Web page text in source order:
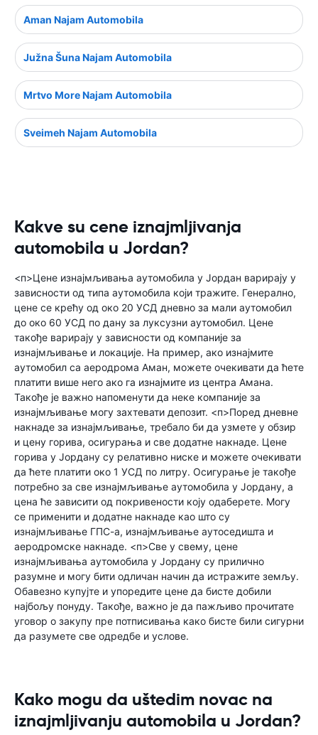
Aman Najam Automobila
Južna Šuna Najam Automobila
Mrtvo More Najam Automobila
Sveimeh Najam Automobila
Kakve su cene iznajmljivanja
automobila u Jordan?
<п>Цене изнајмљивања аутомобила у Јордан варирају у
зависности од типа аутомобила који тражите. Генерално,
цене се крећу од око 20 УСД дневно за мали аутомобил
до око 60 УСД по дану за луксузни аутомобил. Цене
такође варирају у зависности од компаније за
изнајмљивање и локације. На пример, ако изнајмите
аутомобил са аеродрома Аман, можете очекивати да ћете
платити више него ако га изнајмите из центра Амана.
Такође је важно напоменути да неке компаније за
изнајмљивање могу захтевати депозит. <п>Поред дневне
накнаде за изнајмљивање, требало би да узмете у обзир
и цену горива, осигурања и све додатне накнаде. Цене
горива у Јордану су релативно ниске и можете очекивати
да ћете платити око 1 УСД по литру. Осигурање је такође
потребно за све изнајмљивање аутомобила у Јордану, а
цена ће зависити од покривености коју одаберете. Могу
се применити и додатне накнаде као што су
изнајмљивање ГПС-а, изнајмљивање аутоседишта и
аеродромске накнаде. <п>Све у свему, цене
изнајмљивања аутомобила у Јордану су прилично
разумне и могу бити одличан начин да истражите земљу.
Обавезно купујте и упоредите цене да бисте добили
најбољу понуду. Такође, важно је да пажљиво прочитате
уговор о закупу пре потписивања како бисте били сигурни
да разумете све одредбе и услове.
Kako mogu da uštedim novac na
iznajmljivanju automobila u Jordan?